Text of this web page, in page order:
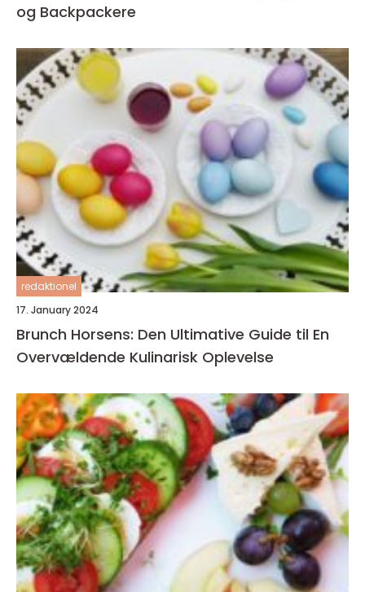
og Backpackere
redaktionel
17. January 2024
Brunch Horsens: Den Ultimative Guide til En
Overvældende Kulinarisk Oplevelse